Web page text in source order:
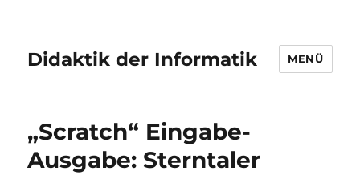
Didaktik der Informatik MENÜ
„Scratch“ Eingabe-
Ausgabe: Sterntaler